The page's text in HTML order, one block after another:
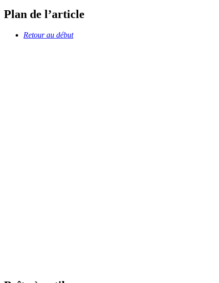
Plan de l’article
Retour au début